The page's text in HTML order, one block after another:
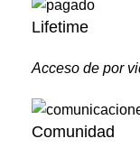
Lifetime
Acceso de por
Comunidad